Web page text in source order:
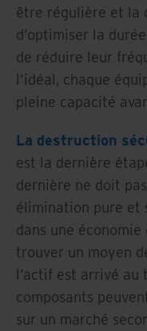
être régulière et la
d’optimiser la
de réduire leur
l’idéal, chaque
pleine capacité
La destruction
est la dernière
dernière ne doit
élimination pure et
dans une
trouver un moyen
l’actif est arrivé au
composants
sur un marché